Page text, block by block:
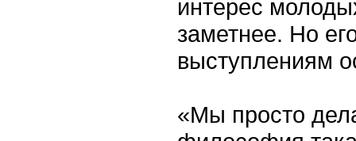
интерес
заметнее. Но
выступлениям
«Мы просто